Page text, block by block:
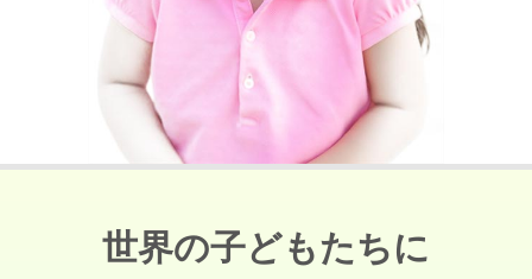
世界の子どもたちに